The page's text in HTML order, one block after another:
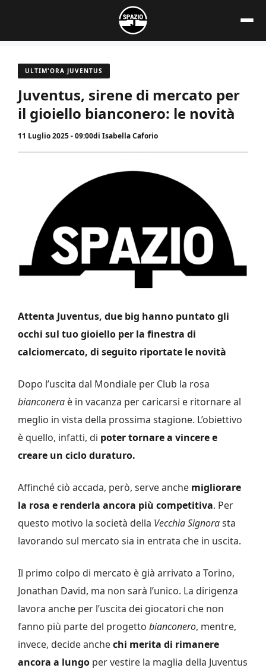
contenuto
ULTIM'ORA JUVENTUS
Juventus, sirene di mercato per
il gioiello bianconero: le novità
11 Luglio 2025 - 09:00di Isabella Caforio
Attenta Juventus, due big hanno puntato gli
occhi sul tuo gioiello per la finestra di
calciomercato, di seguito riportate le novità
Dopo l’uscita dal Mondiale per Club la rosa
bianconera è in vacanza per caricarsi e ritornare al
meglio in vista della prossima stagione. L’obiettivo
è quello, infatti, di poter tornare a vincere e
creare un ciclo duraturo.
Affinché ciò accada, però, serve anche migliorare
la rosa e renderla ancora più competitiva. Per
questo motivo la società della Vecchia Signorasta
lavorando sul mercato sia in entrata che in uscita.
Il primo colpo di mercato è già arrivato a Torino,
Jonathan David, ma non sarà l’unico. La dirigenza
lavora anche per l’uscita dei giocatori che non
fanno più parte del progetto bianconero, mentre,
invece, decide anchechi merita di rimanere
ancora a lungo per vestire la maglia della Juventus